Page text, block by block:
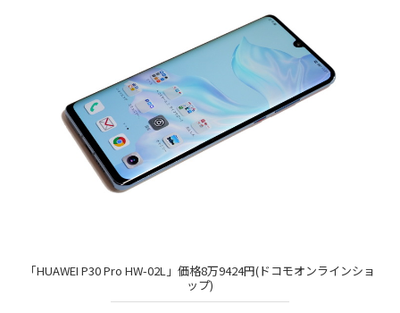
「HUAWEI P30 Pro HW-02L」価格8万9424円(ドコモオンラインショ
ップ)